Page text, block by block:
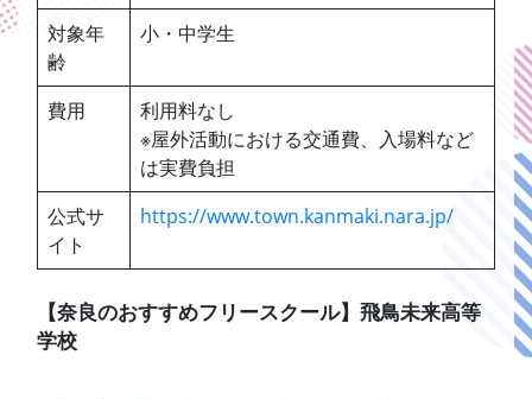
対象年
齢
小・中学生
費用
利用料なし
※屋外活動における交通費、入場料など
は実費負担
公式サ
イト
https://www.town.kanmaki.nara.jp/
【奈良のおすすめフリースクール】飛鳥未来高等
学校